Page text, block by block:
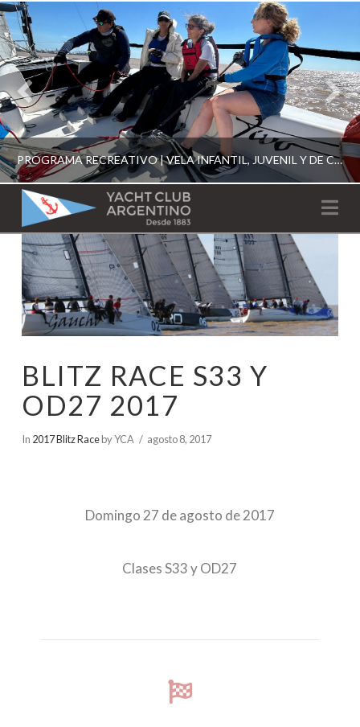
PROGRAMA RECREATIVO | VELA INFANTIL, JUVENIL Y DE CRUCERO 2026
YCA
ESCUELA RECREATIVA 2026
YACHT
CLUB
ARGENTINO
BLITZ RACE S33 Y
OD27 2017
In 2017 Blitz Raceby YCA agosto 8, 2017
Domingo 27 de agosto de 2017
Clases S33 y OD27